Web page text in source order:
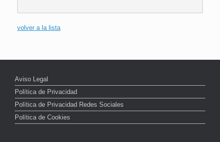
volver a la lista
Aviso Legal
Política de Privacidad
Política de Privacidad Redes Sociales
Política de Cookies